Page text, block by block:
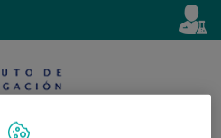
activo
es